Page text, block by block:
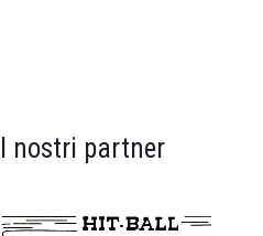
I nostri partner